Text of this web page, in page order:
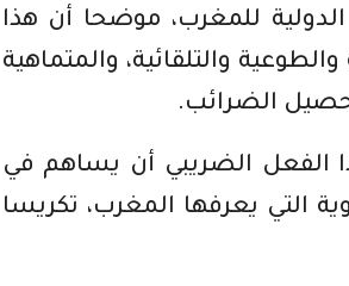
الدولية للمغرب، موضحا أن هذا
والتلقائية، والمتماهية
الضرائب.
الضريبي أن يساهم في
التي يعرفها المغرب، تكريسا